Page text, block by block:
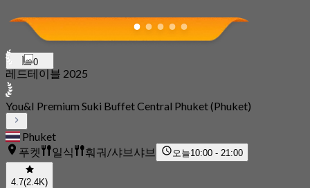
0
레드테이블 2025
You&I Premium Suki Buffet Central Phuket (Phuket)
Phuket
푸켓
일식 훠궈/샤브샤브 오늘10:00 - 21:00
4.7(2.4K)